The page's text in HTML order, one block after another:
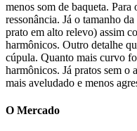
menos som de baqueta. Para
ressonância. Já o tamanho
prato em alto relevo) assim
harmônicos. Outro detalhe
cúpula. Quanto mais curvo
harmônicos. Já pratos sem o
mais aveludado e menos
O Mercado